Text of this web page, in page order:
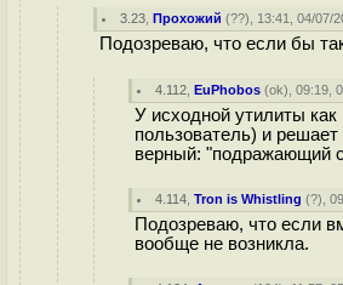
3.23 ,Прохожий (??), 13:41, 04/07/
Подозреваю, что если бы
4.112 ,EuPhobos (ok), 09:19,
У исходной утилиты
пользователь) и
верный: "подражающий
4.114 ,Tron is Whistling (?),
Подозреваю, что если
вообще не возникла.